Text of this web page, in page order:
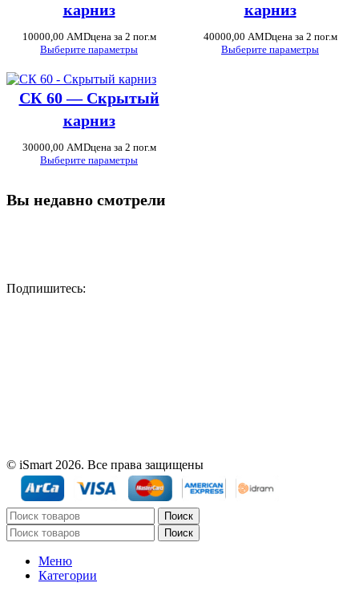
карниз
10000,00 AMDцена за 2 пог.м
Выберите параметры
карниз
40000,00 AMDцена за 2 пог.м
Выберите параметры
СК 60 — Скрытый
карниз
30000,00 AMDцена за 2 пог.м
Выберите параметры
Вы недавно смотрели
Подпишитесь:
© iSmart 2026. Все права защищены
Поиск
Поиск
Меню
Категории